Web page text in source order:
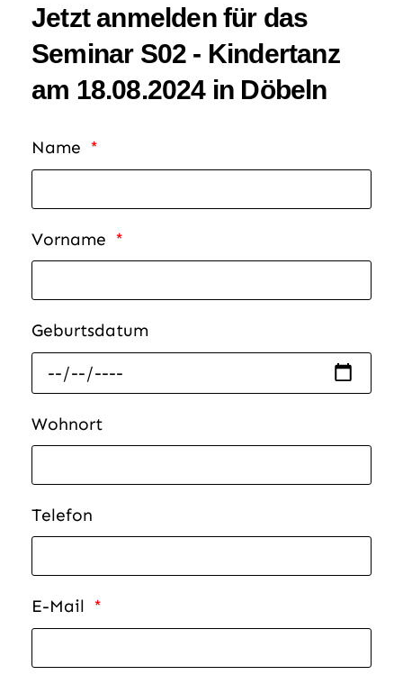
Jetzt anmelden für das
Seminar S02 - Kindertanz
am 18.08.2024 in Döbeln
Name
Vorname
Geburtsdatum
Wohnort
Telefon
E-Mail